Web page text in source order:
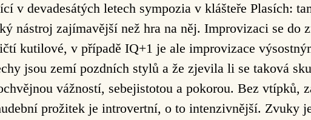
v devadesátých letech sympozia v klášteře Plasích:
nástroj zajímavější než hra na něj. Improvizaci se do
kutilové, v případě IQ+1 je ale improvizace
jsou zemí pozdních stylů a že zjevila li se taková
vážností, sebejistotou a pokorou. Bez vtípků,
prožitek je introvertní, o to intenzivnější. Zvuky